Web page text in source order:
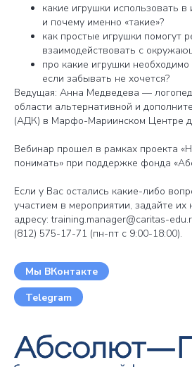
какие игрушки использовать
и почему именно «такие»?
как простые игрушки помогут
взаимодействовать с
про какие игрушки
если забывать не хочется?
Ведущая: Анна Медведева —
области альтернативной и
(АДК) в Марфо-Мариинском Центре
Вебинар прошел в рамках проекта
понимать» при поддержке фонда
Если у Вас остались какие-либо
участием в мероприятии, задайте их
адресу: training.manager@caritas-
(812) 575-17-71 (пн-пт с 9:00-18:00).
Мы ВКонтакте
Telegram